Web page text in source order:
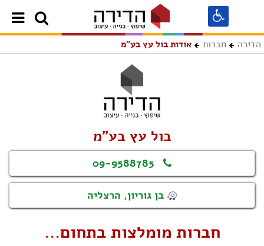
הדירה חברות אודות בול עץ בע"מ
בול עץ בע"מ
09-9588785
בן גוריון, הרצליה
חברות מומלצות בתחום...